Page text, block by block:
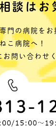
談はお
門の病院をお
こ病院へ！
お問い合わせ